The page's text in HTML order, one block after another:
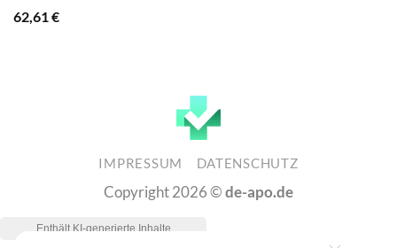
62,61€
IMPRESSUM DATENSCHUTZ
Copyright 2026 ©de-apo.de